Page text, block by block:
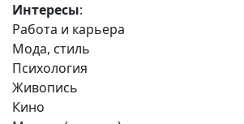
Интересы:
Работа и карьера
Мода, стиль
Психология
Живопись
Кино